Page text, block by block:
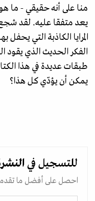
منا على أنه حقيقي - ما
يعد متفقا عليه. لقد
المرايا الكاذبة التي
الفكر الحديث الذي يقود
طبقات عديدة في هذا
يمكن أن يؤدّي كل هذا؟
للتسجيل في
احصل على أفضل ما